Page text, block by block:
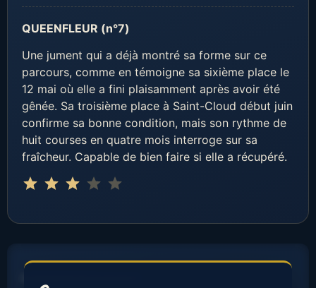
QUEENFLEUR (n°7)
Une jument qui a déjà montré sa forme sur ce
parcours, comme en témoigne sa sixième place le
12 mai où elle a fini plaisamment après avoir été
gênée. Sa troisième place à Saint-Cloud début juin
confirme sa bonne condition, mais son rythme de
huit courses en quatre mois interroge sur sa
fraîcheur. Capable de bien faire si elle a récupéré.
⭐⭐⭐
………………………